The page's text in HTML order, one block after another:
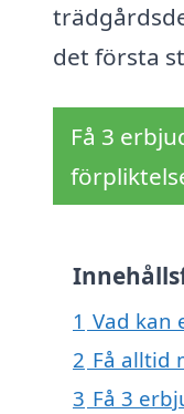
det första
Få 3
1 Vad kan
2 Få alltid
3 Få 3